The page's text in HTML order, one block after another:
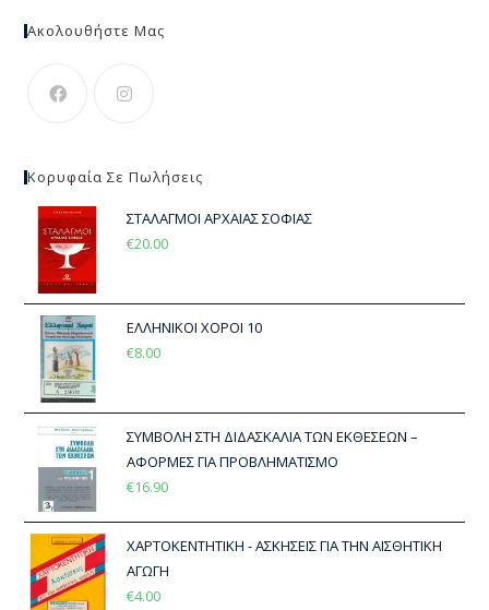
Ακολουθήστε Μας
Κορυφαία Σε Πωλήσεις
ΣΤΑΛΑΓΜΟΙ ΑΡΧΑΙΑΣ ΣΟΦΙΑΣ
€20.00
ΕΛΛΗΝΙΚΟΙ ΧΟΡΟΙ 10
€8.00
ΣΥΜΒΟΛΗ ΣΤΗ ΔΙΔΑΣΚΑΛΙΑ ΤΩΝ ΕΚΘΕΣΕΩΝ –
ΑΦΟΡΜΕΣ ΓΙΑ ΠΡΟΒΛΗΜΑΤΙΣΜΟ
€16.90
ΧΑΡΤΟΚΕΝΤΗΤΙΚΗ - ΑΣΚΗΣΕΙΣ ΓΙΑ ΤΗΝ ΑΙΣΘΗΤΙΚΗ
ΑΓΩΓΗ
€4.00